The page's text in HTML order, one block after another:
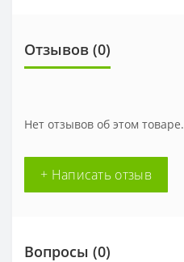
Отзывов (0)
Нет отзывов об этом товаре.
+ Написать отзыв
Вопросы (0)